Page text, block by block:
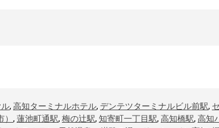
, 高知ターミナルホテル, デンテツターミナルビル前駅,
, 蓮池町通駅, 梅の辻駅, 知寄町一丁目駅, 高知橋駅, 高知